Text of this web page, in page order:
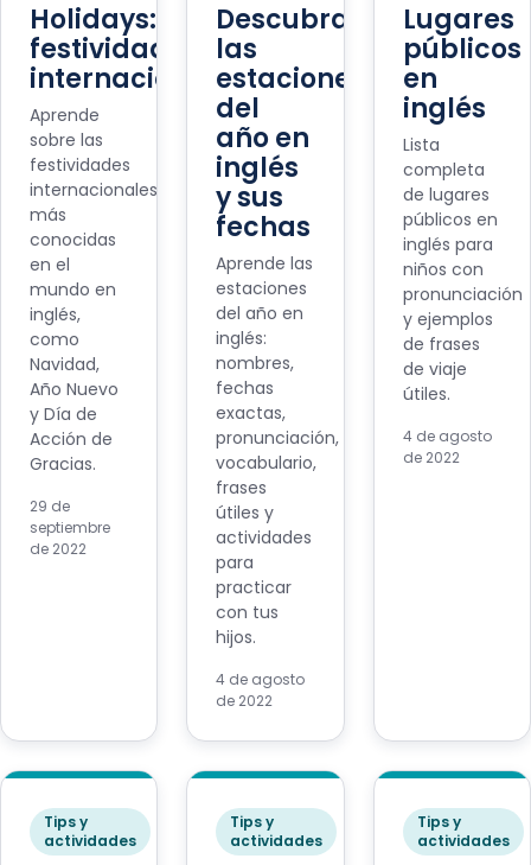
Holidays:
festividades
internacionales
Aprende
sobre las
festividades
internacionales
más
conocidas
en el
mundo en
inglés,
como
Navidad,
Año Nuevo
y Día de
Acción de
Gracias.
29 de
septiembre
de 2022
Descubramos
las
estaciones
del
año en
inglés
y sus
fechas
Aprende las
estaciones
del año en
inglés:
nombres,
fechas
exactas,
pronunciación,
vocabulario,
frases
útiles y
actividades
para
practicar
con tus
hijos.
4 de agosto
de 2022
Lugares
públicos
en
inglés
Lista
completa
de lugares
públicos en
inglés para
niños con
pronunciación
y ejemplos
de frases
de viaje
útiles.
4 de agosto
de 2022
Tips y
actividades
Tips y
actividades
Tips y
actividades